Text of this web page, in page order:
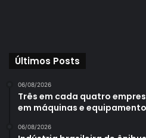
Últimos Posts
06/08/2026
Três em cada quatro
em máquinas e
06/08/2026